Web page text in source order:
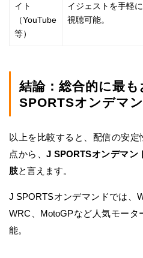
イト
（YouTube
等）
イジェストを手軽に
視聴可能。
結論：総合的に最
SPORTSオンデマ
以上を比較すると、配信の安
点から、J SPORTSオンデマン
肢と言えます。
J SPORTSオンデマンドでは、
WRC、MotoGPなど人気モー
能。